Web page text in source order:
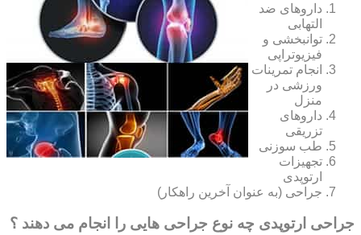
داروهای ضد
التهابی
توانبخشی و
فیزیوتراپی
انجام تمرینات
ورزشی در
منزل
داروهای
تزریقی
طب سوزنی
تجهیزات
ارتوپدی
جراحی (به عنوان آخرین راهکار)
جراحی ارتوپدی چه نوع جراحی هایی را انجام می دهند ؟